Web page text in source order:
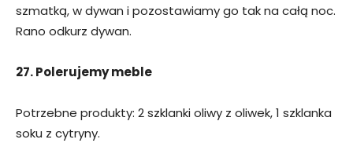
szmatką, w dywan i pozostawiamy go tak na całą noc.
Rano odkurz dywan.
27. Polerujemy meble
Potrzebne produkty: 2 szklanki oliwy z oliwek, 1 szklanka
soku z cytryny.